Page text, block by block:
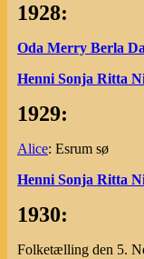
1928:
Oda Merry Berla
Henni Sonja Ritta
1929:
Alice: Esrum sø
Henni Sonja Ritta
1930:
Folketælling den 5.